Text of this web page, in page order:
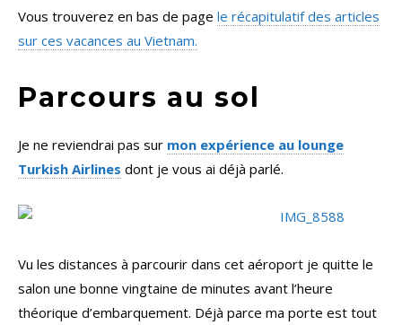
Vous trouverez en bas de page le récapitulatif des articles
sur ces vacances au Vietnam.
Parcours au sol
Je ne reviendrai pas sur mon expérience au lounge
Turkish Airlines dont je vous ai déjà parlé.
Vu les distances à parcourir dans cet aéroport je quitte le
salon une bonne vingtaine de minutes avant l’heure
théorique d’embarquement. Déjà parce ma porte est tout